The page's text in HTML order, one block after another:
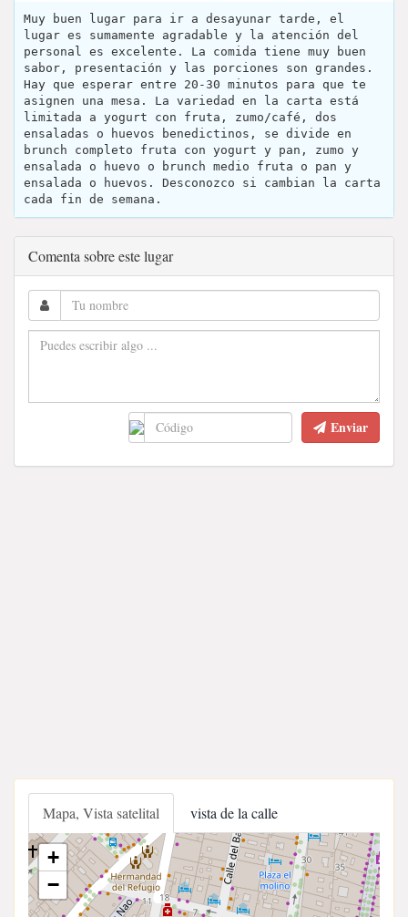
Muy buen lugar para ir a desayunar tarde, el
lugar es sumamente agradable y la atención del
personal es excelente. La comida tiene muy buen
sabor, presentación y las porciones son grandes.
Hay que esperar entre 20-30 minutos para que te
asignen una mesa. La variedad en la carta está
limitada a yogurt con fruta, zumo/café, dos
ensaladas o huevos benedictinos, se divide en
brunch completo fruta con yogurt y pan, zumo y
ensalada o huevo o brunch medio fruta o pan y
ensalada o huevos. Desconozco si cambian la carta
cada fin de semana.
Comenta sobre este lugar
Enviar
Mapa, Vista satelital vista de la calle
+
−